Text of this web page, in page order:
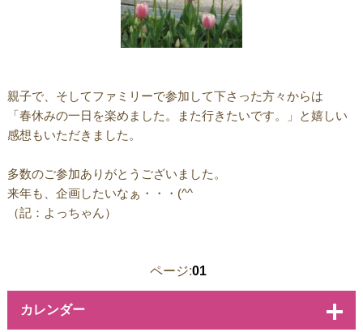
親子で、そしてファミリーで参加して下さった方々からは
「春休みの一日を楽めました。また行きたいです。」と嬉しい
感想もいただきました。
多数のご参加ありがとうございました。
来年も、企画したいなぁ・・・(^^ゞ
（記：よっちゃん）
ページ:01
カレンダー